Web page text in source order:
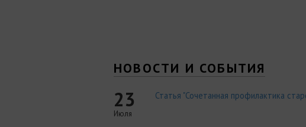
НОВОСТИ И СОБЫТИЯ
23
Июля
Статья "Сочетанная профилактика